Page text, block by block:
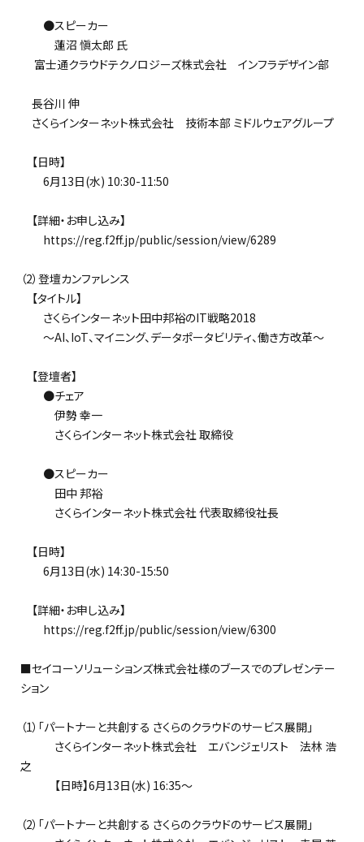
●スピーカー
蓮沼 愼太郎 氏
富士通クラウドテクノロジーズ株式会社 インフラデザイン部
長谷川 伸
さくらインターネット株式会社 技術本部 ミドルウェアグループ
【日時】
6月13日(水) 10:30-11:50
【詳細・お申し込み】
https://reg.f2ff.jp/public/session/view/6289
（2）登壇カンファレンス
【タイトル】
さくらインターネット田中邦裕のIT戦略2018
～AI、IoT、マイニング、データポータビリティ、働き方改革～
【登壇者】
●チェア
伊勢 幸一
さくらインターネット株式会社 取締役
●スピーカー
田中 邦裕
さくらインターネット株式会社 代表取締役社長
【日時】
6月13日(水) 14:30-15:50
【詳細・お申し込み】
https://reg.f2ff.jp/public/session/view/6300
■セイコーソリューションズ株式会社様のブースでのプレゼンテー
ション
（1）「パートナーと共創する さくらのクラウドのサービス展開」
さくらインターネット株式会社 エバンジェリスト 法林 浩
之
【日時】6月13日(水) 16:35～
（2）「パートナーと共創する さくらのクラウドのサービス展開」